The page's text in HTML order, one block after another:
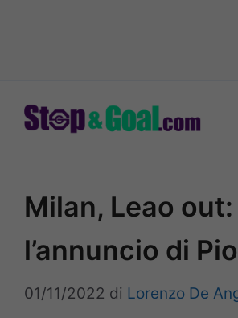
Milan, Leao
l’annuncio di
01/11/2022 di Lorenzo De